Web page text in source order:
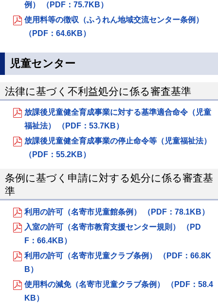
例） （PDF：75.7KB）
使用料等の徴収（ふうれん地域交流センター条例）
（PDF：64.6KB）
児童センター
法律に基づく不利益処分に係る審査基準
放課後児童健全育成事業に対する基準適合命令（児童
福祉法） （PDF：53.7KB）
放課後児童健全育成事業の停止命令等（児童福祉法）
（PDF：55.2KB）
条例に基づく申請に対する処分に係る審査基
準
利用の許可（名寄市児童館条例） （PDF：78.1KB）
入室の許可（名寄市教育支援センター規則） （PD
F：66.4KB）
利用の許可（名寄市児童クラブ条例） （PDF：66.8K
B）
使用料の減免（名寄市児童クラブ条例） （PDF：58.4
KB）